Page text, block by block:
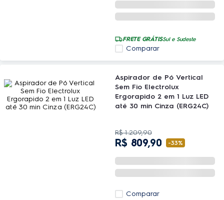
FRETE GRÁTISSul e Sudeste
Comparar
Aspirador de Pó Vertical
Sem Fio Electrolux
Ergorapido 2 em 1 Luz LED
até 30 min Cinza (ERG24C)
R$ 1.209,90
R$ 809,90 -33%
Comparar